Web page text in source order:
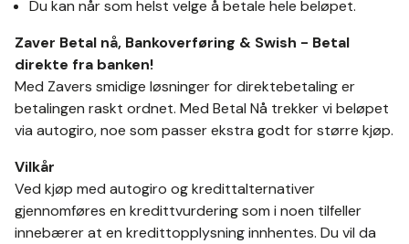
Du kan når som helst velge å betale hele beløpet.
Zaver Betal nå, Bankoverføring & Swish - Betal
direkte fra banken!
Med Zavers smidige løsninger for direktebetaling er
betalingen raskt ordnet. Med Betal Nå trekker vi beløpet
via autogiro, noe som passer ekstra godt for større kjøp.
Vilkår
Ved kjøp med autogiro og kredittalternativer
gjennomføres en kredittvurdering som i noen tilfeller
innebærer at en kredittopplysning innhentes. Du vil da